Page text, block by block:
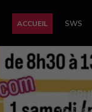
ACCUEIL SWS